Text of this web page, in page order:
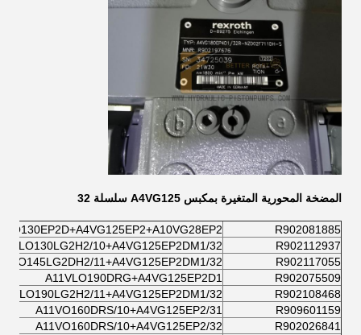
المضخة المحورية المتغيرة بمكبس A4VG125 سلسلة 32
R902081885
R902112937
10+A4VG125EP2DM1/32
R902117055
11+A4VG125EP2DM1/32
R902075509
A11VLO190DRG+A4VG125EP2D1
R902108468
11+A4VG125EP2DM1/32
R909601159
A11VO160DRS/10+A4VG125EP2/31
R902026841
A11VO160DRS/10+A4VG125EP2/32